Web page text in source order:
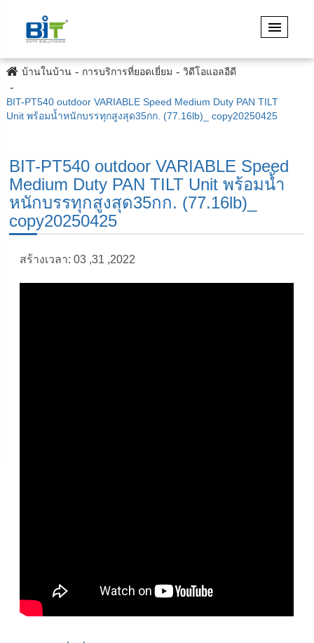
บ้านในบ้าน การบริการที่ยอดเยี่ยม วิดีโอแอลอีดี
BIT-PT540 outdoor VARIABLE Speed Medium Duty PAN TILT
Unit พร้อมน้ำหนักบรรทุกสูงสุด35กก. (77.16lb)_ copy20250425
BIT-PT540 outdoor VARIABLE Speed
Medium Duty PAN TILT Unit พร้อมน้ำ
หนักบรรทุกสูงสุด35กก. (77.16lb)_
copy20250425
สร้างเวลา: 03 ,31 ,2022